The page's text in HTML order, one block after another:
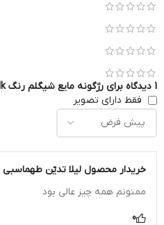
1 دیدگاه برای
رژگونه مایع شیگلم رنگ Petal Talk
فقط دارای تصویر
خریدار محصول لیلا تدیّن طهماسبی
ممنونم همه چیز عالی بود
0